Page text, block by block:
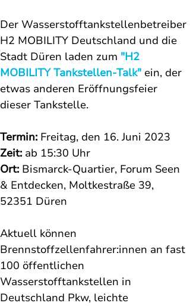
Der Wasserstofftankstellenbetreiber
H2 MOBILITY Deutschland und die
Stadt Düren laden zum "H2
MOBILITY Tankstellen-Talk" ein, der
etwas anderen Eröffnungsfeier
dieser Tankstelle.
Termin: Freitag, den 16. Juni 2023
Zeit: ab 15:30 Uhr
Ort: Bismarck-Quartier, Forum Seen
& Entdecken, Moltkestraße 39,
52351 Düren
Aktuell können
Brennstoffzellenfahrer:innen an fast
100 öffentlichen
Wasserstofftankstellen in
Deutschland Pkw, leichte